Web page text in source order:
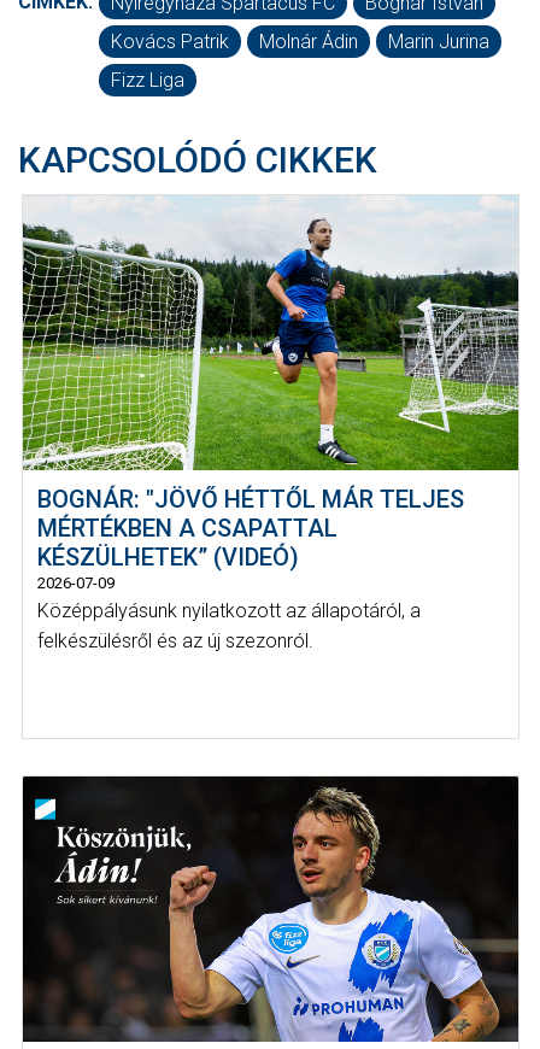
Kovács Patrik
Molnár Ádin
Marin Jurina
Fizz Liga
KAPCSOLÓDÓ CIKKEK
BOGNÁR: "JÖVŐ HÉTTŐL MÁR TELJES
MÉRTÉKBEN A CSAPATTAL
KÉSZÜLHETEK” (VIDEÓ)
2026-07-09
Középpályásunk nyilatkozott az állapotáról, a
felkészülésről és az új szezonról.